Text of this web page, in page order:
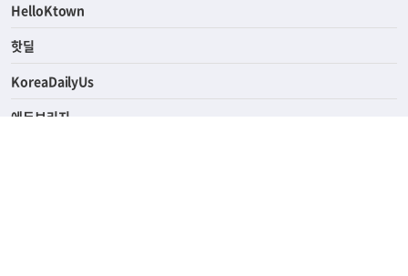
HelloKtown
핫딜
KoreaDailyUs
에듀브리지